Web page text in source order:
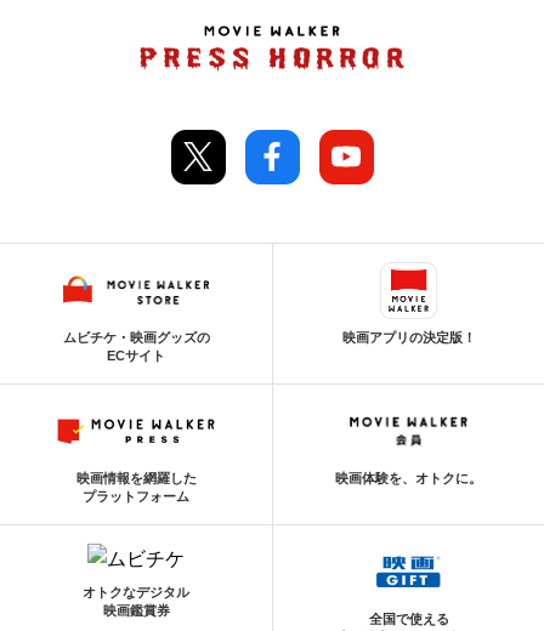
ムビチケ・映画グッズの
ECサイト
映画アプリの決定版！
映画情報を網羅した
プラットフォーム
映画体験を、オトクに。
オトクなデジタル
映画鑑賞券
全国で使える